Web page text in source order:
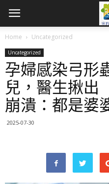
Home Uncategorized
Uncategorized
孕婦感染弓形
兒，醫生揪出
崩潰：都是婆
2025-07-30